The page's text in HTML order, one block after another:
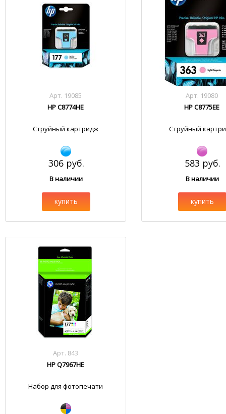
Арт. 19085
HP C8774HE
Струйный картридж
306 руб.
В наличии
купить
Арт. 19080
HP C8775EE
Струйный
583 руб.
В наличии
купить
Арт. 843
HP Q7967HE
Набор для фотопечати